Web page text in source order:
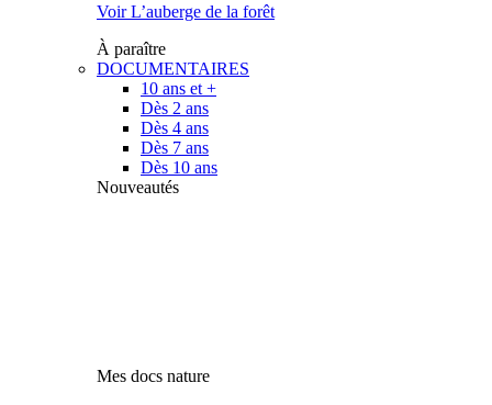
Voir L’auberge de la forêt
À paraître
DOCUMENTAIRES
10 ans et +
Dès 2 ans
Dès 4 ans
Dès 7 ans
Dès 10 ans
Nouveautés
Mes docs nature